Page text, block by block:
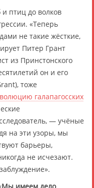
птиц до волков
«Теперь
не такие жёсткие,
Питер Грант
из Принстонского
он и его
тоже
галапагосских
— учёные
на эти узоры, мы
барьеры,
не исчезают.
Мы имеем дело